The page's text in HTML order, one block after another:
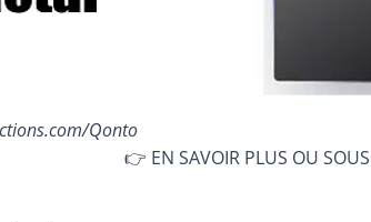
Qonto
👉 EN SAVOIR PLUS OU